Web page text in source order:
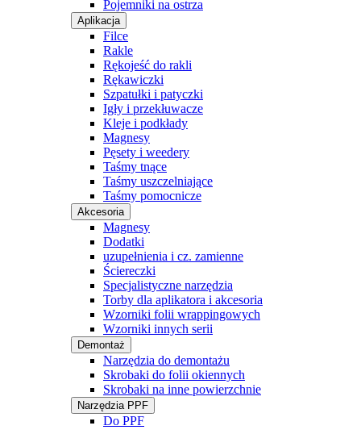
Pojemniki na ostrza
Aplikacja
Filce
Rakle
Rękojeść do rakli
Rękawiczki
Szpatułki i patyczki
Igły i przekłuwacze
Kleje i podkłady
Magnesy
Pęsety i weedery
Taśmy tnące
Taśmy uszczelniające
Taśmy pomocnicze
Akcesoria
Magnesy
Dodatki
uzupełnienia i cz. zamienne
Ściereczki
Specjalistyczne narzędzia
Torby dla aplikatora i akcesoria
Wzorniki folii wrappingowych
Wzorniki innych serii
Demontaż
Narzędzia do demontażu
Skrobaki do folii okiennych
Skrobaki na inne powierzchnie
Narzędzia PPF
Do PPF